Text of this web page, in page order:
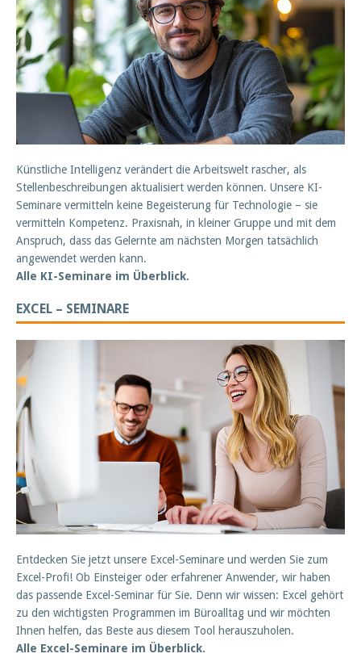
Künstliche Intelligenz verändert die Arbeitswelt rascher, als
Stellenbeschreibungen aktualisiert werden können. Unsere KI-
Seminare vermitteln keine Begeisterung für Technologie – sie
vermitteln Kompetenz. Praxisnah, in kleiner Gruppe und mit dem
Anspruch, dass das Gelernte am nächsten Morgen tatsächlich
angewendet werden kann.
Alle KI-Seminare im Überblick.
EXCEL – SEMINARE
Entdecken Sie jetzt unsere Excel-Seminare und werden Sie zum
Excel-Profi! Ob Einsteiger oder erfahrener Anwender, wir haben
das passende Excel-Seminar für Sie. Denn wir wissen: Excel gehört
zu den wichtigsten Programmen im Büroalltag und wir möchten
Ihnen helfen, das Beste aus diesem Tool herauszuholen.
Alle Excel-Seminare im Überblick.